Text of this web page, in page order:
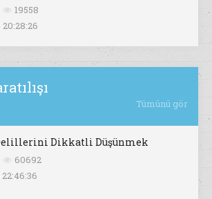
19558
20:28:26
Tümünü gör
Dikkatli Düşünmek
60692
22:46:36